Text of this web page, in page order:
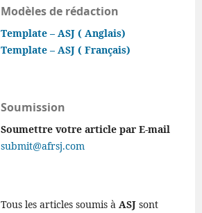
Modèles de rédaction
Template – ASJ ( Anglais)
Template – ASJ ( Français)
Soumission
Soumettre votre article par E-mail
submit@afrsj.com
Tous les articles soumis à ASJ sont